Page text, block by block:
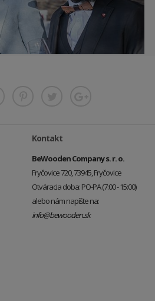
Kontakt
BeWooden Company s. r. o.
Fryčovice 720, 73945, Fryčovice
Otváracia doba: PO-PA (7:00 - 15:00)
alebo nám napíšte na:
info@bewooden.sk